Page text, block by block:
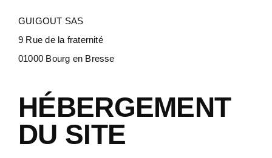
GUIGOUT SAS
9 Rue de la fraternité
01000 Bourg en Bresse
HÉBERGEMENT
DU SITE